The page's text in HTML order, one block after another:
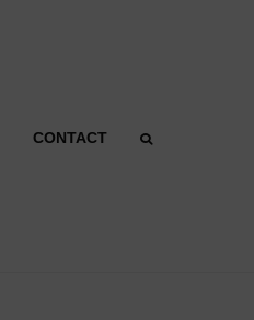
CONTACT